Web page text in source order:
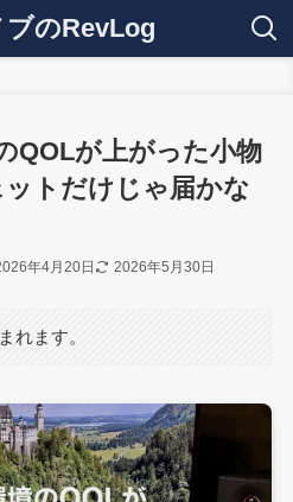
ブのRevLog
QOLが上がった小物
トだけじゃ届かな
年4月20日 2026年5月30日
れます。